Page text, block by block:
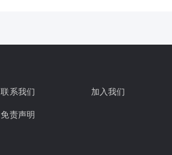
联系我们
加入我们
免责声明